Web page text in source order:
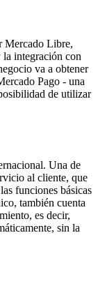
Mercado Libre,
integración con
va a obtener
Pago - una
de utilizar
Una de
al cliente, que
funciones básicas
también cuenta
es decir,
sin la